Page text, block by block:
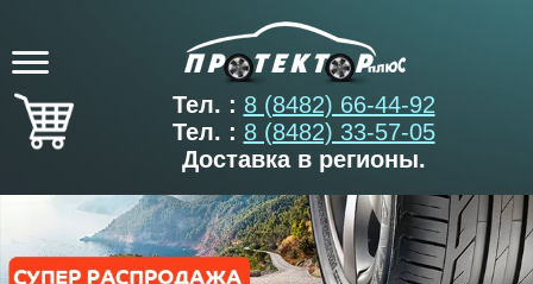
Тел. : 8 (8482) 66-44-92
Тел. : 8 (8482) 33-57-05
Доставка в регионы.